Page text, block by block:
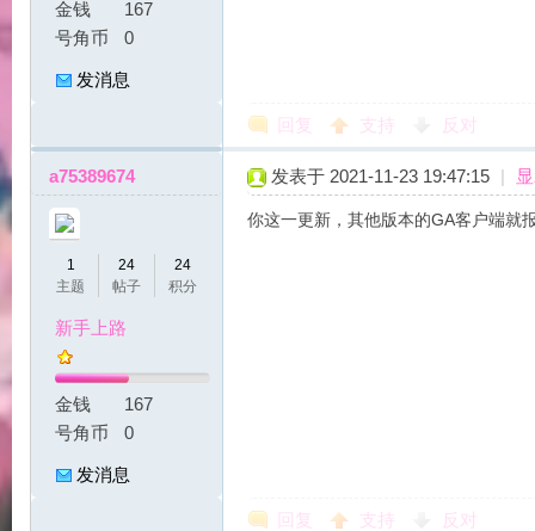
金钱
167
号角币
0
发消息
回复 支持 反对
a75389674
1
主题
24
帖子
24
积分
新手上路
金钱
167
号角币
0
发消息
发表于 2021-11-23 19:47:15 |
你这一更新，其他版本的GA客户端就
回复 支持 反对